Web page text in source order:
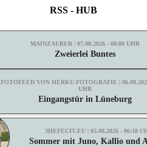
RSS - HUB
MAINZAUBER | 07.08.2026 - 08:00 UHR
Zweierlei Buntes
FOTOFEED VON HERKU-FOTOGRAFIE |
UHR
Eingangstür in Lüneburg
3HEFECIT.EU | 05.08.2026 - 06:18
Sommer mit Juno, Kallio und